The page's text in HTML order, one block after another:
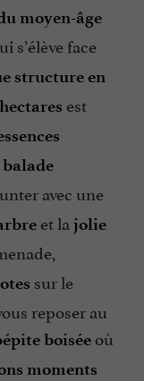
moyen-âge
s’élève face
structure en
est
balade
avec une
et la jolie
sur le
reposer au
boisée où
moments